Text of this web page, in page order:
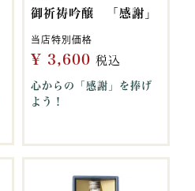
御祈祷吟醸 「感謝」
当店特別価格
¥ 3,600 税込
心からの「感謝」を捧げ
よう！